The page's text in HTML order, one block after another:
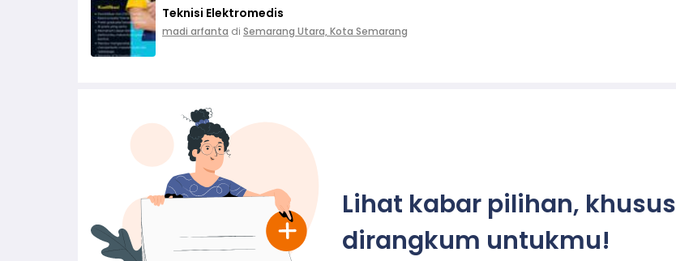
Teknisi Elektromedis
madi arfanta di Semarang Utara, Kota Semarang
Lihat kabar pilihan, khusus
dirangkum untukmu!